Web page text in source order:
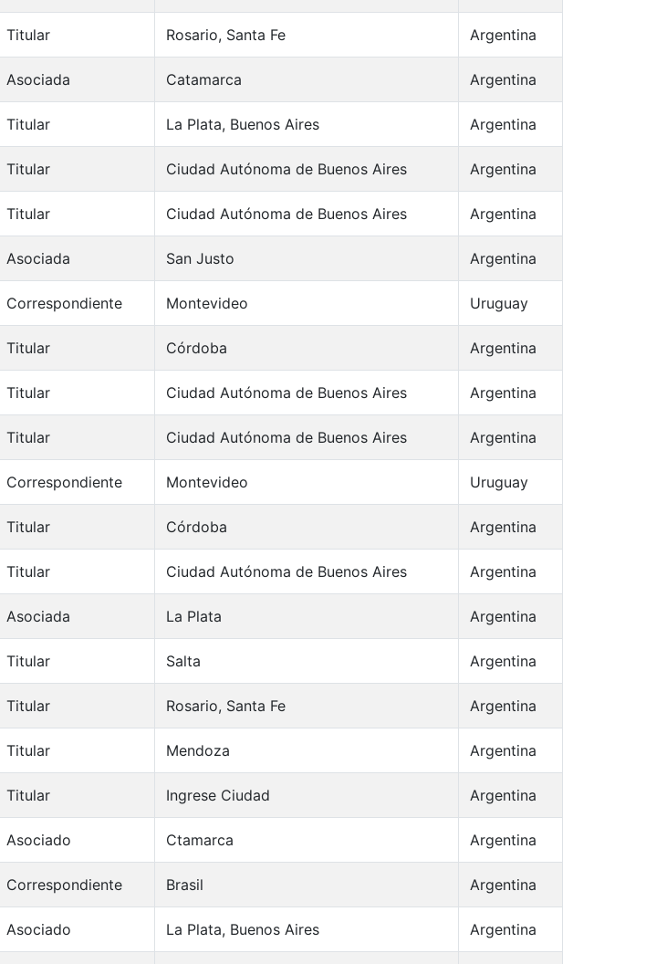
Titular Rosario, Santa Fe Argentina
Asociada Catamarca Argentina
Titular La Plata, Buenos Aires Argentina
Titular Ciudad Autónoma de Buenos Aires Argentina
Titular Ciudad Autónoma de Buenos Aires Argentina
Asociada San Justo Argentina
Correspondiente Montevideo Uruguay
Titular Córdoba Argentina
Titular Ciudad Autónoma de Buenos Aires Argentina
Titular Ciudad Autónoma de Buenos Aires Argentina
Correspondiente Montevideo Uruguay
Titular Córdoba Argentina
Titular Ciudad Autónoma de Buenos Aires Argentina
Asociada La Plata Argentina
Titular Salta Argentina
Titular Rosario, Santa Fe Argentina
Titular Mendoza Argentina
Titular Ingrese Ciudad Argentina
Asociado Ctamarca Argentina
Correspondiente Brasil Argentina
Asociado La Plata, Buenos Aires Argentina